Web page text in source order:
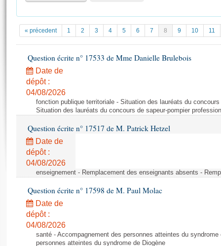
Projets de loi
Propositions de loi
Amendements
Textes adoptés
Rapports législatifs
Rapports sur l'application des lois
Baromètre de l’application des lois
Dossiers législatifs
Budget et sécurité sociale
Questions écrites et orales
Comptes rendus des débats
Documents de référence
( Constitution | Règlement de l'Assemblée ... )
Histoire
Juniors
Anciennes législatures
La Bibliothèque
Contacts et plan d'accès
Photos libres de droit
« précedent 1 2 3 4 5 6 7 8 9 10 11
Question écrite n° 17533 de Mme Danielle Brulebois
Date de
dépôt :
04/08/2026
fonction publique territoriale - Situation des lauréats du
Situation des lauréats du concours de sapeur-pompier
Question écrite n° 17517 de M. Patrick Hetzel
Date de
dépôt :
04/08/2026
enseignement - Remplacement des enseignants absents -
Question écrite n° 17598 de M. Paul Molac
Date de
dépôt :
04/08/2026
santé - Accompagnement des personnes atteintes du
personnes atteintes du syndrome de Diogène